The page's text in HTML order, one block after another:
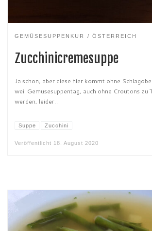
GEMÜSESUPPENKUR ÖSTERREICH
Zucchinicremesuppe
Ja schon, aber diese hier kommt ohne
weil Gemüsesuppentag, auch ohne Croutons zu
werden, leider…
Suppe Zucchini
Veröffentlicht 18. August 2020